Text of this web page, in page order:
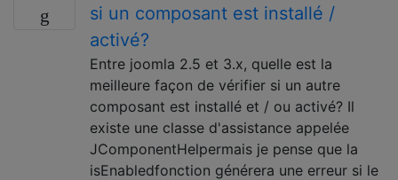
si un composant est installé /
activé?
Entre joomla 2.5 et 3.x, quelle est la
meilleure façon de vérifier si un autre
composant est installé et / ou activé? Il
existe une classe d'assistance appelée
JComponentHelpermais je pense que la
isEnabledfonction générera une erreur si le